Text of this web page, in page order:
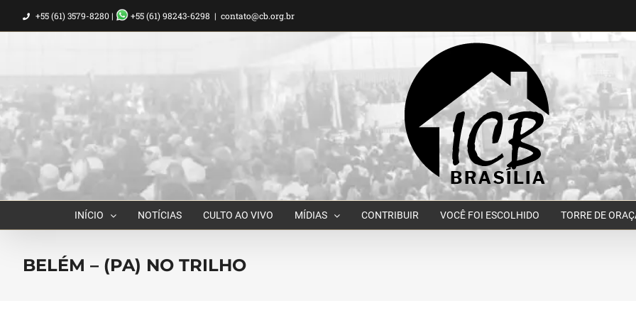
para
+55 (61) 3579-8280 | +55 (61) 98243-6298 | contato@cb.org.br
INÍCIO NOTÍCIAS CULTO AO VIVO MÍDIAS CONTRIBUIR VOCÊ FOI ESCOLHIDO TORRE DE
BELÉM – (PA) NO TRILHO